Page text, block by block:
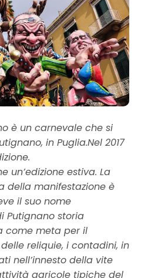
è un carnevale che si
in Puglia.Nel 2017
un’edizione estiva. La
della manifestazione è
il suo nome
Putignano storia
come meta per il
reliquie, i contadini, in
nell’innesto della vite
agricole tipiche del